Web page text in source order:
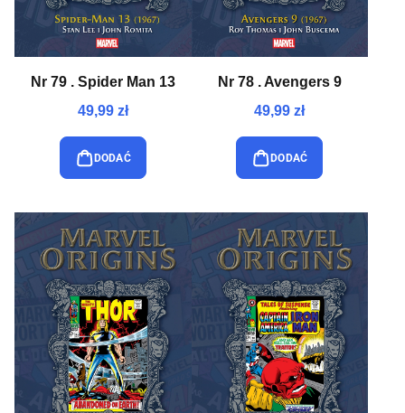
Nr 79 . Spider Man 13
49,99 zł
DODAĆ
Nr 78 . Avengers 9
49,99 zł
DODAĆ